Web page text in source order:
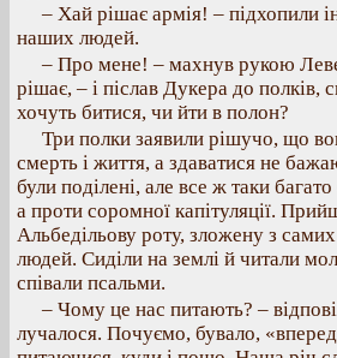
– Хай рішає армія! – підхопили
наших людей.
– Про мене! – махнув рукою
рішає, – і післав Дукера до полків,
хочуть битися, чи йти в полон?
Три полки заявили рішучо, що
смерть і життя, а здаватися не
були поділені, але все ж таки
а проти соромної капітуляції.
Альбедільову роту, зложену з
людей. Сиділи на землі й читали
співали псальми.
– Чому це нас питають? –
лучалося. Почуємо, бувало,